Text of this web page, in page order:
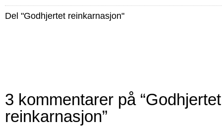
Del "Godhjertet reinkarnasjon"
3 kommentarer på “Godhjertet
reinkarnasjon”